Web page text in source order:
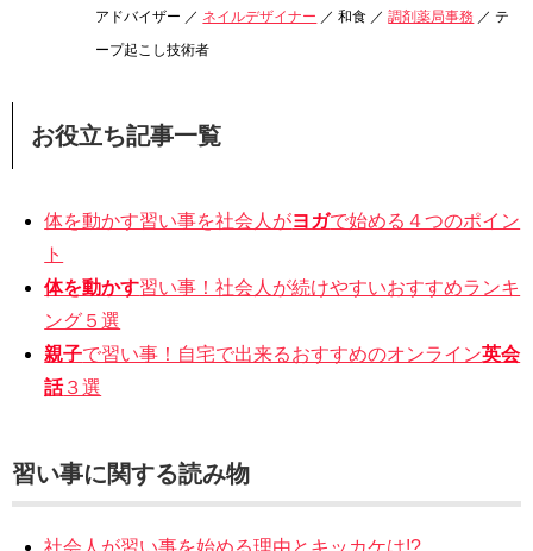
アドバイザー ／ ネイルデザイナー ／ 和食 ／調剤薬局事務 ／ テ
ープ起こし技術者
お役立ち記事一覧
体を動かす習い事を社会人がヨガで始める４つのポイン
ト
体を動かす習い事！社会人が続けやすいおすすめランキ
ング５選
親子で習い事！自宅で出来るおすすめのオンライン英会
話３選
習い事に関する読み物